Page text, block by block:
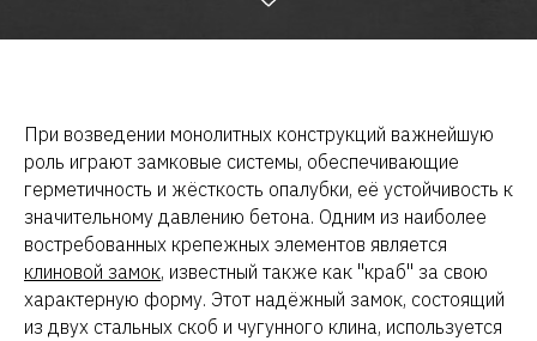
При возведении монолитных конструкций важнейшую
роль играют замковые системы, обеспечивающие
герметичность и жёсткость опалубки, её устойчивость к
значительному давлению бетона. Одним из наиболее
востребованных крепежных элементов является
клиновой замок, известный также как "краб" за свою
характерную форму. Этот надёжный замок, состоящий
из двух стальных скоб и чугунного клина, используется